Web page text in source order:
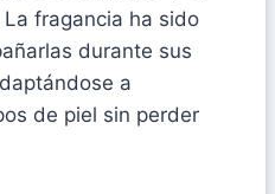
fragancia ha sido
durante sus
a
de piel sin perder